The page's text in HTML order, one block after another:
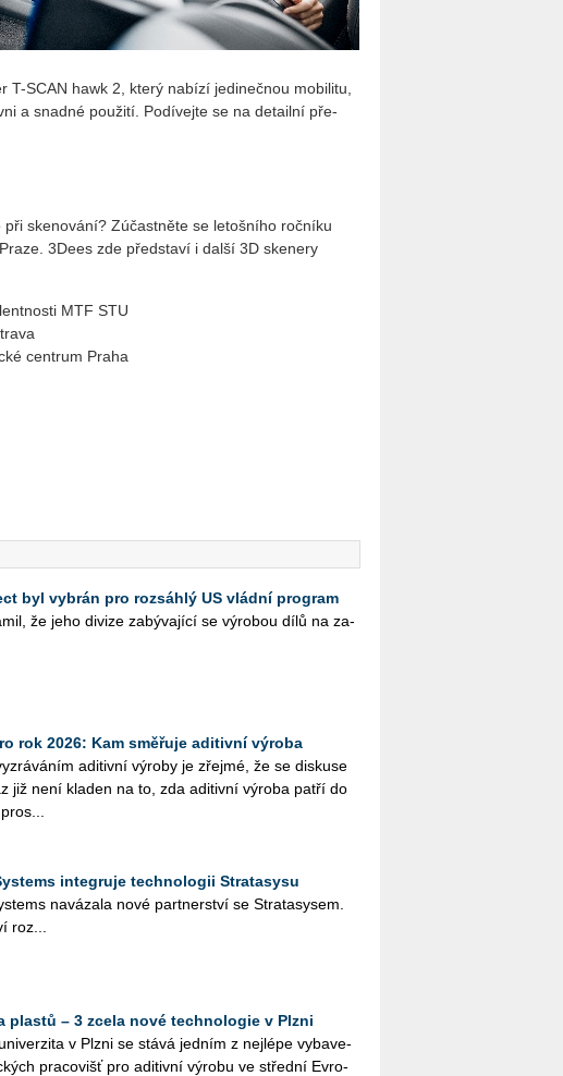
SCAN hawk 2, který na­bí­zí je­di­neč­nou mo­bi­li­tu,
a snad­né po­u­ži­tí. Po­dí­vej­te se na de­tail­ní pře­
ske­no­vá­ní? Zú­čast­ně­te se le­toš­ní­ho roč­ní­ku
3Dees zde před­sta­ví i další 3D ske­ne­ry
MTF STU
centrum Praha
byl vybrán pro rozsáhlý US vládní program
že jeho di­vi­ze za­bý­va­jí­cí se vý­ro­bou dílů na za­
rok 2026: Kam směřuje aditivní výroba
adi­tiv­ní vý­ro­by je zřej­mé, že se dis­ku­se
již není kla­den na to, zda adi­tiv­ní vý­ro­ba patří do
integruje technologii Stratasysu
na­vá­za­la nové part­ner­ství se Stra­ta­sy­sem.
roz­...
plastů – 3 zcela nové technologie v Plzni
v Plzni se stává jed­ním z nej­lé­pe vy­ba­ve­
pra­co­višť pro adi­tiv­ní vý­ro­bu ve střed­ní Ev­ro­